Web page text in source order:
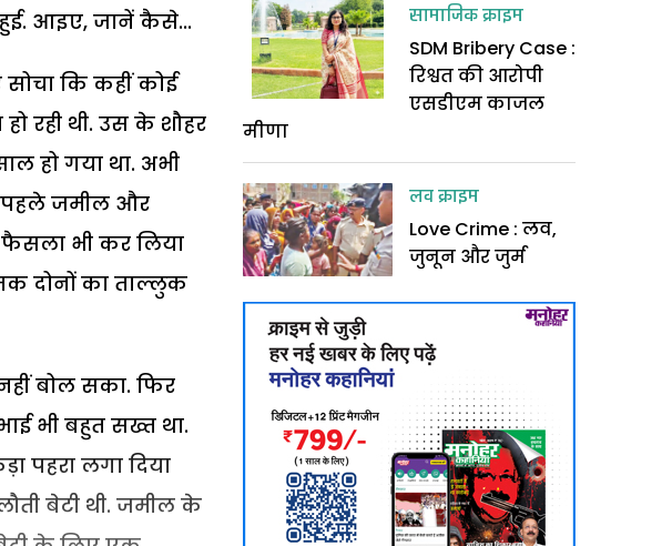
हुई. आइए, जानें कैसे...
कि कहीं कोई
रही थी. उस के शौहर
हो गया था. अभी
पहले जमील और
फैसला भी कर लिया
दोनों का ताल्लुक
बोल सका. फिर
भी बहुत सख्त था.
पहरा लगा दिया
बेटी थी. जमील के
सामाजिक क्राइम
SDM Bribery Case :
रिश्वत की आरोपी
एसडीएम काजल
मीणा
लव क्राइम
Love Crime : लव,
जुनून और जुर्म